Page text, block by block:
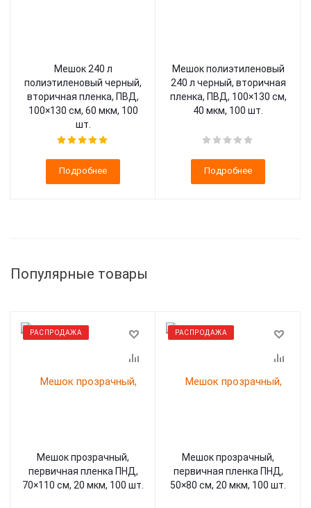
Мешок 240 л
полиэтиленовый черный,
вторичная пленка, ПВД,
100×130 см, 60 мкм, 100
шт.
Подробнее
Мешок полиэтиленовый
240 л черный, вторичная
пленка, ПВД, 100×130 см,
40 мкм, 100 шт.
Подробнее
Популярные товары
РАСПРОДАЖА
Мешок прозрачный,
первичная пленка ПНД,
70×110 см, 20 мкм, 100 шт.
РАСПРОДАЖА
Мешок прозрачный,
первичная пленка ПНД,
50×80 см, 20 мкм, 100 шт.